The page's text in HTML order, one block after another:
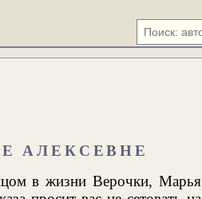
АЛЕКСЕВНЕ
в жизни Верочки, Марья